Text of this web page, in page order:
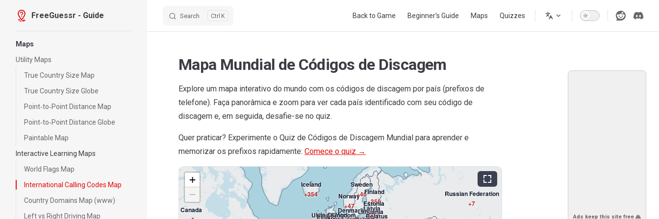
Skip to content
FreeGuessr - Guide Search K Back to Game Beginner’s Guide Maps Quizzes
Maps
Utility Maps
True Country Size Map
True Country Size Globe
Point‑to‑Point Distance Map
Point‑to‑Point Distance Globe
Paintable Map
Interactive Learning Maps
World Flags Map
International Calling Codes Map
Country Domains Map (www)
Left vs Right Driving Map
Ads keep this site free 🙏
Mapa Mundial de Códigos de Discagem
Explore um mapa interativo do mundo com os códigos de discagem por país (prefixos de
telefone). Faça panorâmica e zoom para ver cada país identificado com seu código de
discagem e, em seguida, desafie-se no quiz.
Quer praticar? Experimente o Quiz de Códigos de Discagem Mundial para aprender e
memorizar os prefixos rapidamente: Comece o quiz →
Canada
Greenland
+299
Ireland
Isle Of Man
United Kingdom
Iceland
+354
Denmark
Norway
+47
Sweden
+46
Belarus
Estonia
+372
Finland
+358
Latvia
Lithuania
Russian Federation
+7
+
−